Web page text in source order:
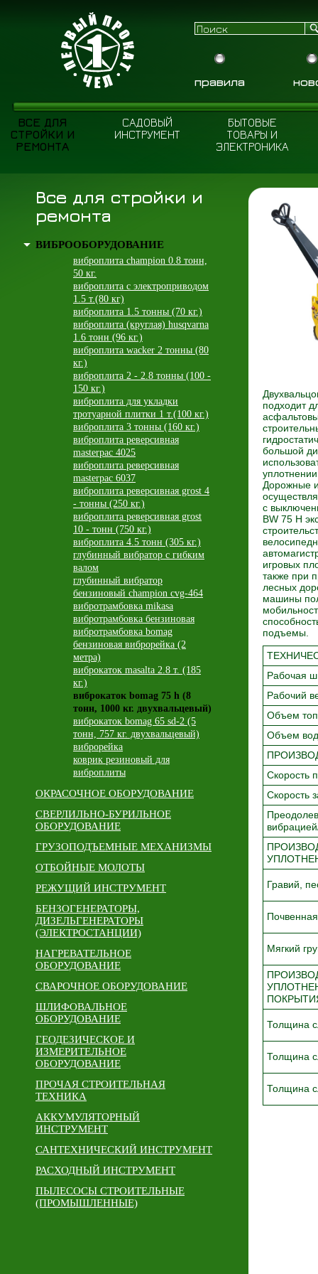
правила
ВСЕ ДЛЯ
СТРОЙКИ И
РЕМОНТА
САДОВЫЙ
ИНСТРУМЕНТ
БЫТОВЫЕ
ТОВАРЫ И
ЭЛЕКТРОНИКА
Все для стройки и
ремонта
ВИБРООБОРУДОВАНИЕ
виброплита champion 0.8 тонн,
50 кг.
виброплита с электроприводом
1.5 т.(80 кг)
виброплита 1.5 тонны (70 кг.)
виброплита (круглая) husqvarna
1.6 тонн (96 кг.)
виброплита wacker 2 тонны (80
кг.)
виброплита 2 - 2.8 тонны (100 -
150 кг.)
виброплита для укладки
тротуарной плитки 1 т.(100 кг.)
виброплита 3 тонны (160 кг.)
виброплита реверсивная
masterpac 4025
виброплита реверсивная
masterpac 6037
виброплита реверсивная grost 4
- тонны (250 кг.)
виброплита реверсивная grost
10 - тонн (750 кг.)
виброплита 4.5 тонн (305 кг.)
глубинный вибратор с гибким
валом
глубинный вибратор
бензиновый champion cvg-464
вибротрамбовка mikasa
вибротрамбовка бензиновая
вибротрамбовка bomag
бензиновая виброрейка (2
метра)
виброкаток masalta 2.8 т. (185
кг.)
виброкаток bomag 75 h (8
тонн, 1000 кг. двухвальцевый)
виброкаток bomag 65 sd-2 (5
тонн, 757 кг. двухвальцевый)
виброрейка
коврик резиновый для
виброплиты
ОКРАСОЧНОЕ ОБОРУДОВАНИЕ
СВЕРЛИЛЬНО-БУРИЛЬНОЕ
ОБОРУДОВАНИЕ
ГРУЗОПОДЪЕМНЫЕ МЕХАНИЗМЫ
ОТБОЙНЫЕ МОЛОТЫ
РЕЖУЩИЙ ИНСТРУМЕНТ
БЕНЗОГЕНЕРАТОРЫ,
ДИЗЕЛЬГЕНЕРАТОРЫ
(ЭЛЕКТРОСТАНЦИИ)
НАГРЕВАТЕЛЬНОЕ
ОБОРУДОВАНИЕ
СВАРОЧНОЕ ОБОРУДОВАНИЕ
ШЛИФОВАЛЬНОЕ
ОБОРУДОВАНИЕ
ГЕОДЕЗИЧЕСКОЕ И
ИЗМЕРИТЕЛЬНОЕ
ОБОРУДОВАНИЕ
ПРОЧАЯ СТРОИТЕЛЬНАЯ
ТЕХНИКА
АККУМУЛЯТОРНЫЙ
ИНСТРУМЕНТ
САНТЕХНИЧЕСКИЙ ИНСТРУМЕНТ
РАСХОДНЫЙ ИНСТРУМЕНТ
ПЫЛЕСОСЫ СТРОИТЕЛЬНЫЕ
(ПРОМЫШЛЕННЫЕ)
подходит
большой
Дорожные
с
BW 75 H
игровых
также при
лесных
машины
подъемы.
Рабочая
Рабочий
Объем
Объем
Скорость
Скорость
Гравий,
Мягкий
Толщина
Толщина
Толщина